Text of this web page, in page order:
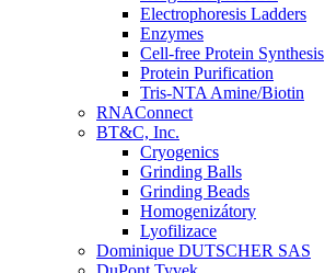
Electrophoresis Ladders
Enzymes
Cell-free Protein Synthesis
Protein Purification
Tris-NTA Amine/Biotin
RNAConnect
BT&C, Inc.
Cryogenics
Grinding Balls
Grinding Beads
Homogenizátory
Lyofilizace
Dominique DUTSCHER SAS